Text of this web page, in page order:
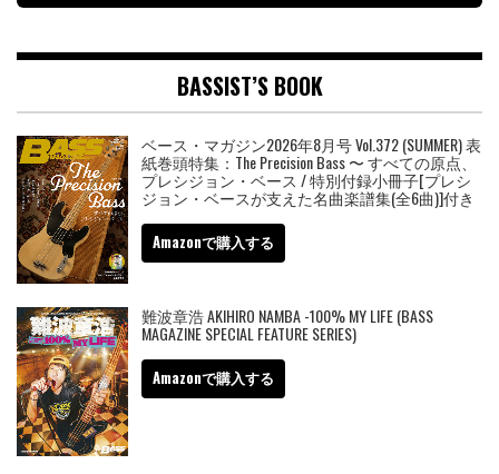
BASSIST’S BOOK
ベース・マガジン2026年8月号 Vol.372 (SUMMER) 表
紙巻頭特集：The Precision Bass 〜 すべての原点、
プレシジョン・ベース / 特別付録小冊子[プレシ
ジョン・ベースが支えた名曲楽譜集(全6曲)]付き
Amazonで購入する
難波章浩 AKIHIRO NAMBA -100% MY LIFE (BASS
MAGAZINE SPECIAL FEATURE SERIES)
Amazonで購入する